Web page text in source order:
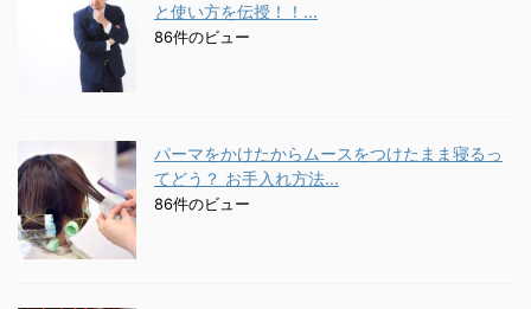
と使い方を伝授！！...
86件のビュー
パーマをかけたからムースをつけたまま寝るっ
てどう？ お手入れ方法...
86件のビュー